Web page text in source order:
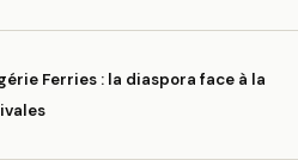
Ferries : la diaspora face à la